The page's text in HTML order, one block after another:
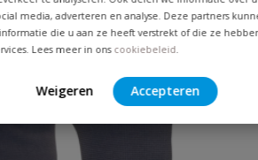
media, adverteren en analyse. Deze partners
die u aan ze heeft verstrekt of die ze
Lees meer in ons cookiebeleid.
Weigeren Accepteren